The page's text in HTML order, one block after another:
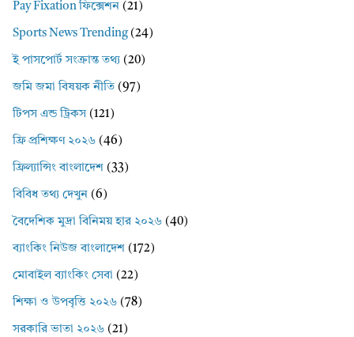
Pay Fixation ফিক্সেশন (21)
Sports News Trending(24)
ই পাসপোর্ট সংক্রান্ত তথ্য (20)
জমি জমা বিষয়ক নীতি (97)
টিপস এন্ড ট্রিকস (121)
ফ্রি প্রশিক্ষণ ২০২৬ (46)
ফ্রিল্যান্সিং বাংলাদেশ (33)
বিবিধ তথ্য দেখুন (6)
বৈদেশিক মুদ্রা বিনিময় হার ২০২৬ (40)
ব্যাংকিং নিউজ বাংলাদেশ (172)
মোবাইল ব্যাংকিং সেবা (22)
শিক্ষা ও উপবৃত্তি ২০২৬ (78)
সরকারি ভাতা ২০২৬ (21)